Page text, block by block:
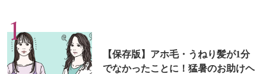
【保存版】アホ毛・うねり髪が1分
でなかったことに！猛暑のお助けヘ